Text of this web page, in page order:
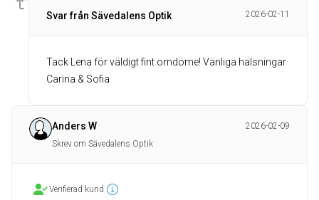
Svar från Sävedalens Optik 2026-02-11
Tack Lena för väldigt fint omdöme! Vänliga hälsningar
Carina & Sofia
Anders W
2026-02-09
Skrev om Sävedalens Optik
Verifierad kund